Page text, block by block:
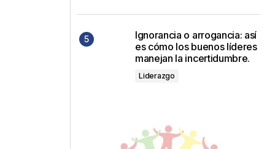
Ignorancia o arrogancia: así
es cómo los buenos líderes
manejan la incertidumbre.
Liderazgo